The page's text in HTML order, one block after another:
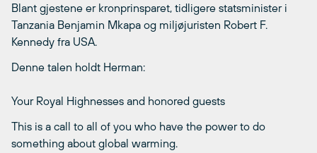
Blant gjestene er kronprinsparet, tidligere statsminister i
Tanzania Benjamin Mkapa og miljøjuristen Robert F.
Kennedy fra USA.
Denne talen holdt Herman:
Your Royal Highnesses and honored guests
This is a call to all of you who have the power to do
something about global warming.